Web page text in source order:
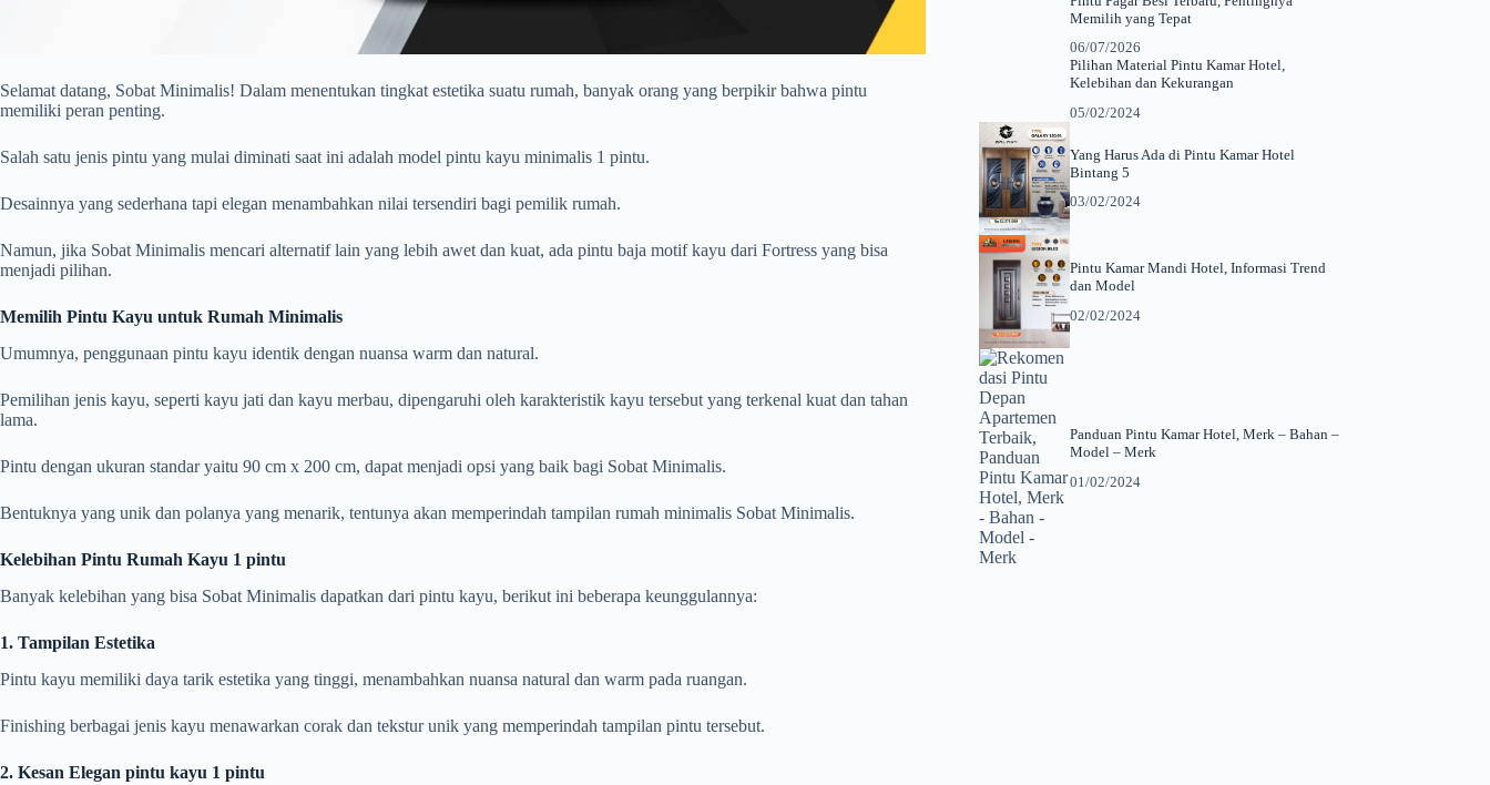
Selamat datang, Sobat Minimalis! Dalam menentukan tingkat estetika suatu rumah, banyak orang yang berpikir bahwa pintu
memiliki peran penting.
Salah satu jenis pintu yang mulai diminati saat ini adalah model pintu kayu minimalis 1 pintu.
Desainnya yang sederhana tapi elegan menambahkan nilai tersendiri bagi pemilik rumah.
Namun, jika Sobat Minimalis mencari alternatif lain yang lebih awet dan kuat, ada pintu baja motif kayu dari Fortress yang bisa
menjadi pilihan.
Memilih Pintu Kayu untuk Rumah Minimalis
Umumnya, penggunaan pintu kayu identik dengan nuansa warm dan natural.
Pemilihan jenis kayu, seperti kayu jati dan kayu merbau, dipengaruhi oleh karakteristik kayu tersebut yang terkenal kuat dan tahan
lama.
Pintu dengan ukuran standar yaitu 90 cm x 200 cm, dapat menjadi opsi yang baik bagi Sobat Minimalis.
Bentuknya yang unik dan polanya yang menarik, tentunya akan memperindah tampilan rumah minimalis Sobat Minimalis.
Kelebihan Pintu Rumah Kayu 1 pintu
Banyak kelebihan yang bisa Sobat Minimalis dapatkan dari pintu kayu, berikut ini beberapa keunggulannya:
1. Tampilan Estetika
Pintu kayu memiliki daya tarik estetika yang tinggi, menambahkan nuansa natural dan warm pada ruangan.
Finishing berbagai jenis kayu menawarkan corak dan tekstur unik yang memperindah tampilan pintu tersebut.
2. Kesan Elegan pintu kayu 1 pintu
Memilih yang Tepat
06/07/2026
Pilihan Material Pintu Kamar Hotel,
Kelebihan dan Kekurangan
05/02/2024
Yang Harus Ada di Pintu Kamar Hotel
Bintang 5
03/02/2024
Pintu Kamar Mandi Hotel, Informasi Trend
dan Model
02/02/2024
Panduan Pintu Kamar Hotel, Merk – Bahan –
Model – Merk
01/02/2024